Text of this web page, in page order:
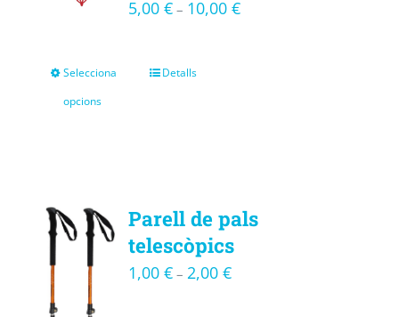
5,00 €– 10,00 €
Selecciona
opcions
Detalls
Parell de pals
telescòpics
1,00 €– 2,00 €